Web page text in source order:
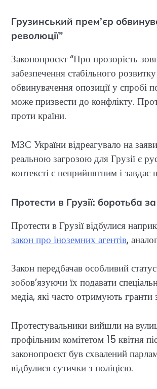
Грузинський прем’єр
революції”
Законопроєкт “Про прозорість
забезпечення стабільного
обвинувачення опозиції у
може призвести до конфлікту.
проти країни.
МЗС України відреагувало на
реальною загрозою для Грузії є
контексті є неприйнятним і
Протести в Грузії: боротьба
Протести в Грузії відбулися
закон про іноземних агентів,
Закон передбачав особливий
зобов’язуючи їх подавати
медіа, які часто отримують
Протестувальники вийшли на
профільним комітетом 15 квітня
законопроєкт був схвалений
відбулися сутички з поліцією.